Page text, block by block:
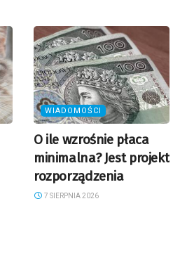
WIADOMOŚCI
O ile wzrośnie płaca
minimalna? Jest projekt
rozporządzenia
7 SIERPNIA 2026